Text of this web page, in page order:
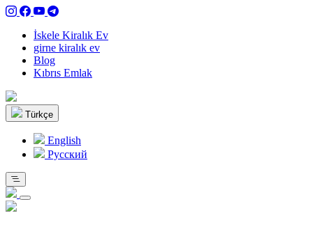
İskele Kiralık Ev
girne kiralık ev
Blog
Kıbrıs Emlak
Türkçe
English
Pусский